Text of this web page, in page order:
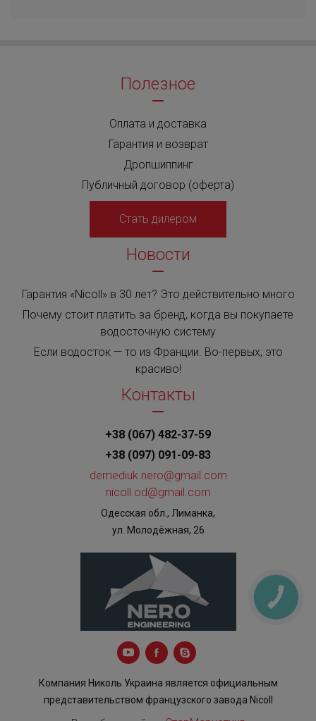
Полезное
Оплата и доставка
Гарантия и возврат
Дропшиппинг
Публичный договор (оферта)
Стать дилером
Новости
Гарантия «Nicoll» в 30 лет? Это действительно много
Почему стоит платить за бренд, когда вы покупаете
водосточную систему
Если водосток — то из Франции. Во-первых, это
красиво!
Контакты
+38 (067) 482-37-59
+38 (097) 091-09-83
demediuk.nero@gmail.com
nicoll.od@gmail.com
Одесская обл., Лиманка,
ул. Молодёжная, 26
Компания Николь Украина является официальным
представительством французского завода Nicoll
КНОПКА
ЗВ'ЯЗКУ